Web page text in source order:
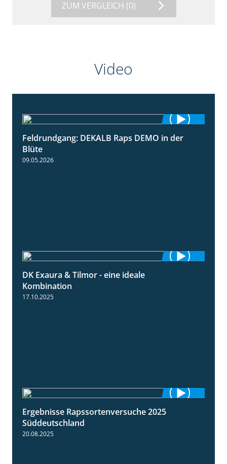
ZUM VERGLEICH (0)
Video
2:37
Feldrundgang: DEKALB Raps DEMO in der
Blüte
09.05.2026
DK Exaura & Tilmor - eine ideale
Kombination
17.10.2025
Ergebnisse Rapssortenversuche 2025
Süddeutschland
20.08.2025